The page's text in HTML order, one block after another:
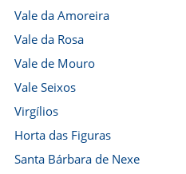
Vale da Amoreira
Vale da Rosa
Vale de Mouro
Vale Seixos
Virgílios
Horta das Figuras
Santa Bárbara de Nexe